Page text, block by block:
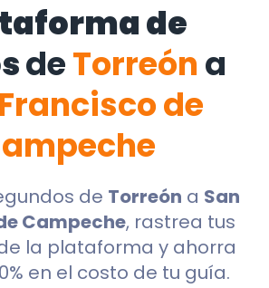
de
deTorreón a
de
de Torreón a San
Campeche, rastrea tus
la plataforma y ahorra
en el costo de tu guía.